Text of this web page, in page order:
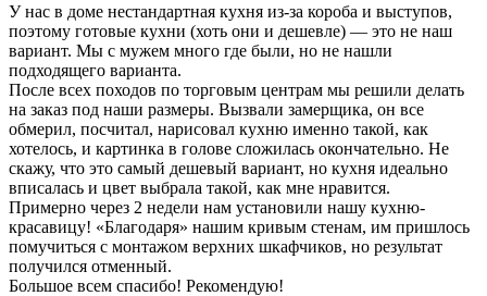
У нас в доме нестандартная кухня из-за короба и выступов,
поэтому готовые кухни (хоть они и дешевле) — это не наш
вариант. Мы с мужем много где были, но не нашли
подходящего варианта.
После всех походов по торговым центрам мы решили делать
на заказ под наши размеры. Вызвали замерщика, он все
обмерил, посчитал, нарисовал кухню именно такой, как
хотелось, и картинка в голове сложилась окончательно. Не
скажу, что это самый дешевый вариант, но кухня идеально
вписалась и цвет выбрала такой, как мне нравится.
Примерно через 2 недели нам установили нашу кухню-
красавицу! «Благодаря» нашим кривым стенам, им пришлось
помучиться с монтажом верхних шкафчиков, но результат
получился отменный.
Большое всем спасибо! Рекомендую!